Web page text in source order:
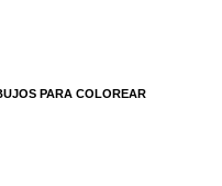
PARA COLOREAR